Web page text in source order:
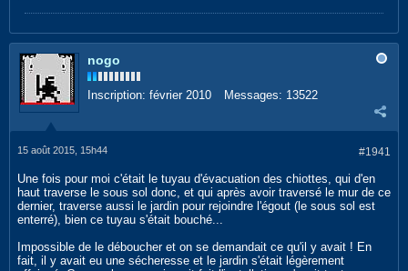
nogo
Inscription: février 2010 Messages: 13522
#1941
15 août 2015, 15h44
Une fois pour moi c'était le tuyau d'évacuation des chiottes, qui d'en
haut traverse le sous sol donc, et qui après avoir traversé le mur de ce
dernier, traverse aussi le jardin pour rejoindre l'égout (le sous sol est
enterré), bien ce tuyau s'était bouché...
Impossible de le déboucher et on se demandait ce qu'il y avait ! En
fait, il y avait eu une sécheresse et le jardin s'était légèrement